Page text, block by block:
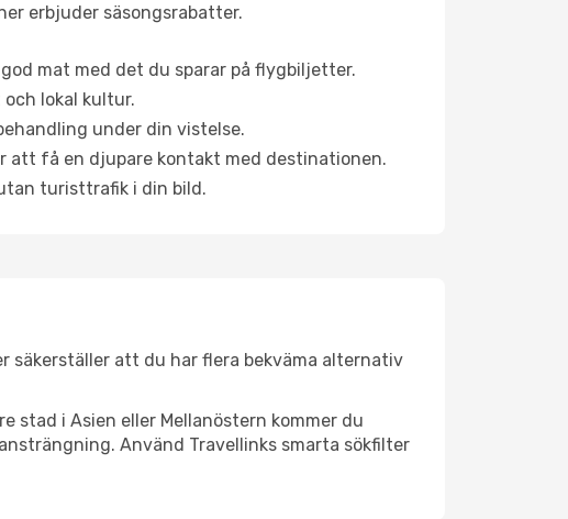
erbjuder säsongsrabatter.
mat med det du sparar på flygbiljetter.
lokal kultur.
under din vistelse.
att få en djupare kontakt med destinationen.
turisttrafik i din bild.
att du har flera bekväma alternativ
stad i Asien eller Mellanöstern kommer du
Använd Travellinks smarta sökfilter